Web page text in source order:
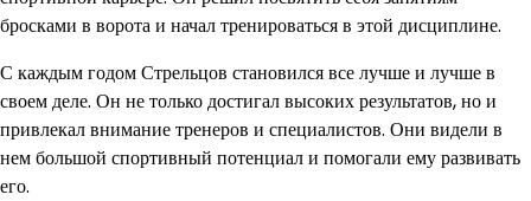
бросками в ворота и начал тренироваться в этой дисциплине.
С каждым годом Стрельцов становился все лучше и лучше в
своем деле. Он не только достигал высоких результатов, но и
привлекал внимание тренеров и специалистов. Они видели в
нем большой спортивный потенциал и помогали ему развивать
его.